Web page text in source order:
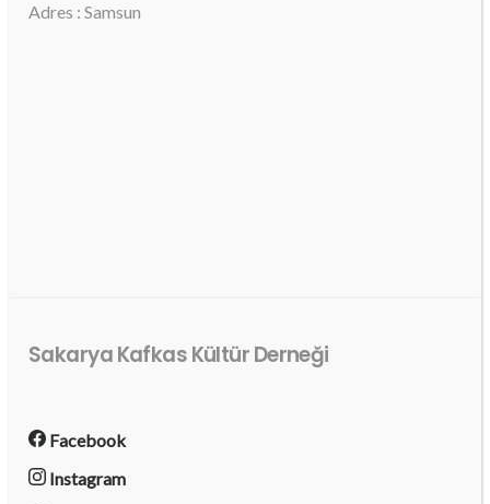
Adres : Samsun
Sakarya Kafkas Kültür Derneği
Facebook
Instagram